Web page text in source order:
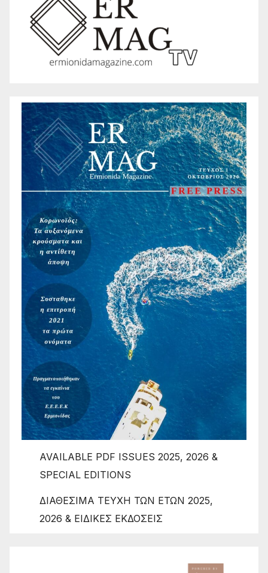
AVAILABLE PDF ISSUES 2025, 2026 &
SPECIAL EDITIONS
ΔΙΑΘΕΣΙΜΑ ΤΕΥΧΗ ΤΩΝ ΕΤΩΝ 2025,
2026 & ΕΙΔΙΚΕΣ ΕΚΔΟΣΕΙΣ